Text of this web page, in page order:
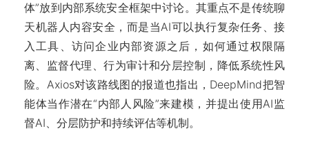
体”放到内部系统安全框架中讨论。其重点不是传统聊
天机器人内容安全，而是当AI可以执行复杂任务、接
入工具、访问企业内部资源之后，如何通过权限隔
离、监督代理、行为审计和分层控制，降低系统性风
险。Axios对该路线图的报道也指出，DeepMind把智
能体当作潜在“内部人风险”来建模，并提出使用AI监
督AI、分层防护和持续评估等机制。